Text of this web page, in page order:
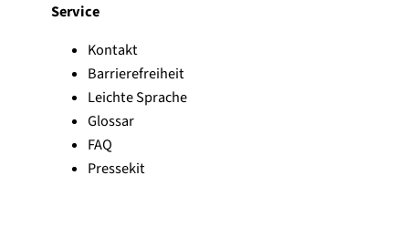
Service
Kontakt
Barrierefreiheit
Leichte Sprache
Glossar
FAQ
Pressekit